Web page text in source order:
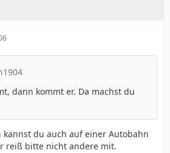
dann kommt er. Da machst du
kannst du auch auf einer Autobahn
reiß bitte nicht andere mit.